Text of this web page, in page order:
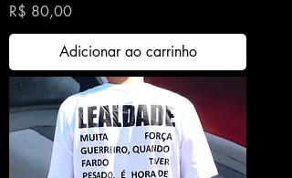
Preço
R$ 80,00
Adicionar ao carrinho